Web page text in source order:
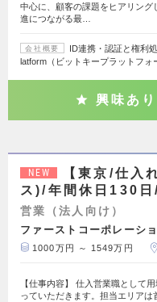
中心に、顧客の課題をヒアリング
進につながる最…
会社概要
ID連携・認証と権利
latform（ビットキープラットフォ
興味あり
NEW
【東京/仕入
ス)/年間休日130
営業（法人向け）
ファーストコーポレーシ
1000万円 ～ 1549万円
【仕事内容】 仕入営業職として
っていただきます。担当エリア